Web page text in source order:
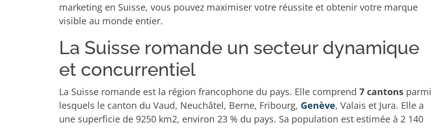
marketing en Suisse, vous pouvez maximiser votre réussite et obtenir votre marque
visible au monde entier.
La Suisse romande un secteur dynamique
et concurrentiel
La Suisse romande est la région francophone du pays. Elle comprend 7 cantonsparmi
lesquels le canton du Vaud, Neuchâtel, Berne, Fribourg, Genève, Valais et Jura. Elle a
une superficie de 9250 km2, environ 23 % du pays. Sa population est estimée à 2 140